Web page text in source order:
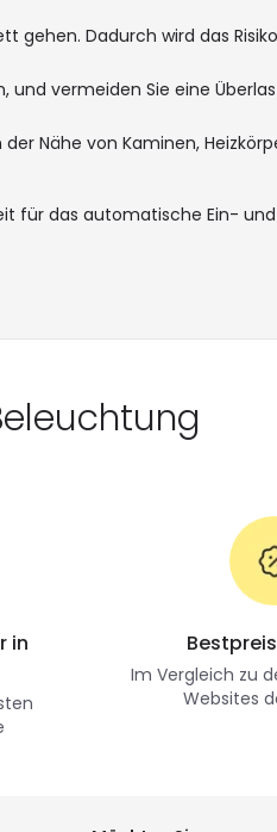
gehen. Dadurch wird das
und vermeiden Sie eine
Nähe von Kaminen,
für das automatische Ein-
in
Im Vergleich zu
Websites